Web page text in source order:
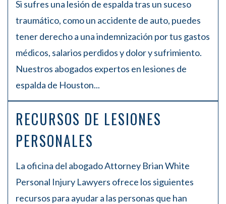
Si sufres una lesión de espalda tras un suceso
traumático, como un accidente de auto, puedes
tener derecho a una indemnización por tus gastos
médicos, salarios perdidos y dolor y sufrimiento.
Nuestros abogados expertos en lesiones de
espalda de Houston...
RECURSOS DE LESIONES
PERSONALES
La oficina del abogado Attorney Brian White
Personal Injury Lawyers ofrece los siguientes
recursos para ayudar a las personas que han